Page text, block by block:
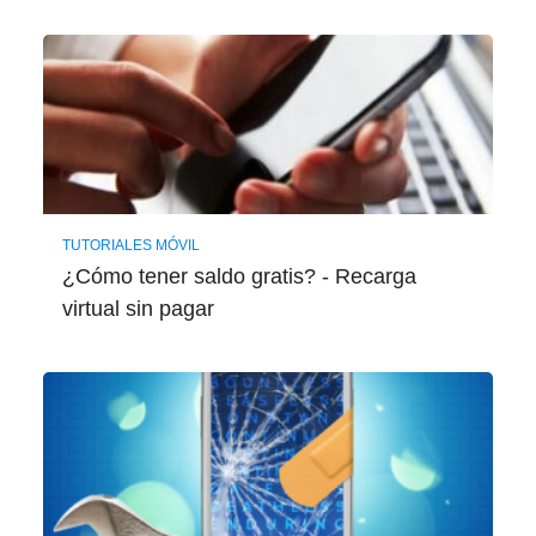
TUTORIALES MÓVIL
¿Cómo tener saldo gratis? - Recarga
virtual sin pagar